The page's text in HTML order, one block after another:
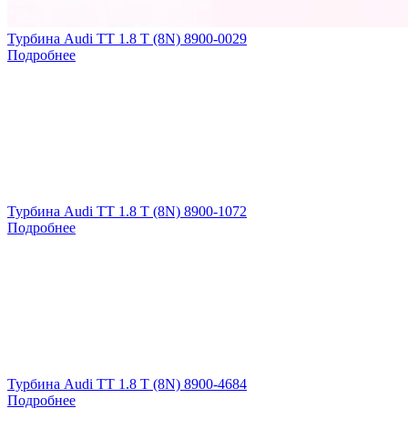
Турбина Audi TT 1.8 T (8N) 8900-0029
Подробнее
Турбина Audi TT 1.8 T (8N) 8900-1072
Подробнее
Турбина Audi TT 1.8 T (8N) 8900-4684
Подробнее